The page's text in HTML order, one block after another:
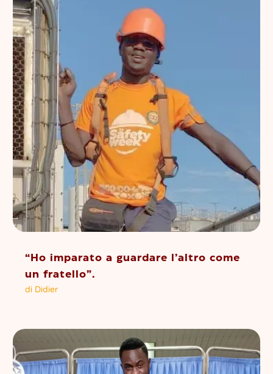
“Ho imparato a guardare l’altro come
un fratello”.
di Didier